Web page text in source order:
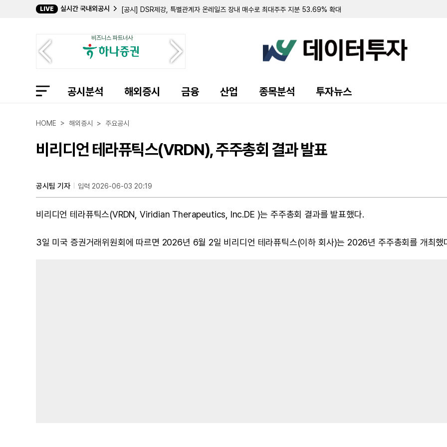
LIVE 실시간 국내외공시
[공시] DSR제강, 특별관계자 온레일즈 장내 매수로 최대주주 지분 53.69% 확대
KTcs, 2Q 연결 영업이익 96억...전년비 24%↓
TKG휴켐스, 2Q 연결 영업이익 328억...전년비 49%↑
롯데웰푸드, 2Q 연결 영업이익 647억...전년비 88%↑
빅텍, 2Q 연결 영업이익 6억...전년비 27%↓
한국가스공사, 2Q 연결 영업이익 6752억...전년비 66%↑
정봉진 대표이사, 케이엔에스 주식 46만주 ↓…지분율 49.87%
비즈니스 파트너사
공시분석 해외증시 금융 산업 종목분석 투자뉴스
HOME > 해외증시 > 주요공시
비리디언 테라퓨틱스(VRDN), 주주총회 결과 발표
공시팀 기자 입력 2026-06-03 20:19
비리디언 테라퓨틱스(VRDN, Viridian Therapeutics, Inc.DE )는 주주총회 결과를 발표했다.
3일 미국 증권거래위원회에 따르면 2026년 6월 2일 비리디언 테라퓨틱스(이하 회사)는 2026년 주주총회를 개최했